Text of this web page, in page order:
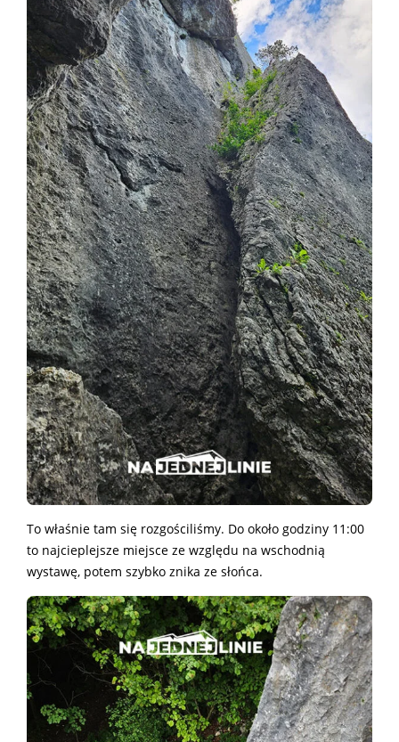
To właśnie tam się rozgościliśmy. Do około godziny 11:00
to najcieplejsze miejsce ze względu na wschodnią
wystawę, potem szybko znika ze słońca.